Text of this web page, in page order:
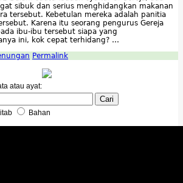
sibuk dan serius menghidangkan makanan
tersebut. Kebetulan mereka adalah panitia
Karena itu seorang pengurus Gereja
ibu-ibu tersebut siapa yang
ini, kok cepat terhidang? …
Permalink
atau ayat:
Bahan